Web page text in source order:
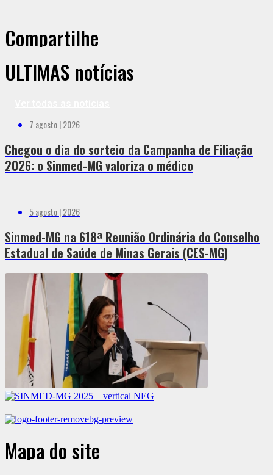
LEI 2102/1990
Compartilhe
ÚLTIMAS notícias
7 agosto | 2026
Chegou o dia do sorteio da Campanha de Filiação
2026: o Sinmed-MG valoriza o médico
5 agosto | 2026
Sinmed-MG na 618ª Reunião Ordinária do Conselho
Estadual de Saúde de Minas Gerais (CES-MG)
Mapa do site